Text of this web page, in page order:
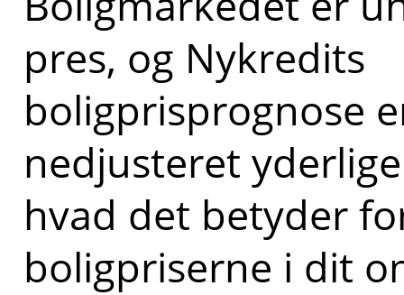
pres, og Nykredits
boligprisprognose
nedjusteret
hvad det betyder
boligpriserne i dit